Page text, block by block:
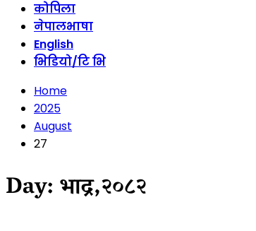
कोपिला
नेपालभाषा
English
भिडियो/टि भि
Home
2025
August
27
Day:भाद्र,२०८२